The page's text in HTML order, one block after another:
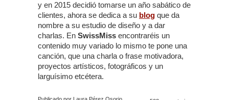
y en 2015 decidió tomarse un año sabático de
clientes, ahora se dedica a su blog que da
nombre a su estudio de diseño y a dar
charlas. En SwissMiss encontraréis un
contenido muy variado lo mismo te pone una
canción, que una charla o frase motivadora,
proyectos artísticos, fotográficos y un
larguísimo etcétera.